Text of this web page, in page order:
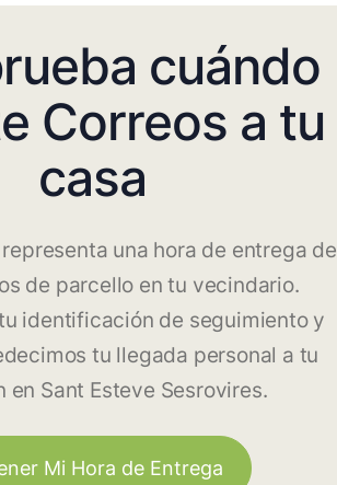
cuándo
Correos a tu
casa
una hora de entrega de
de parcello en tu vecindario.
identificación de seguimiento y
tu llegada personal a tu
en Sant Esteve Sesrovires.
Mi Hora de Entrega